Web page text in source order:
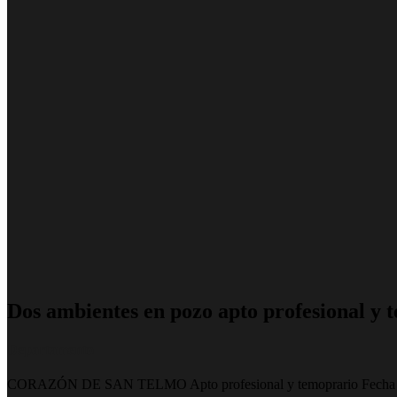
Dos ambientes en pozo apto profesional y
CORAZÓN DE SAN TELMO Apto profesional y temoprario Fecha